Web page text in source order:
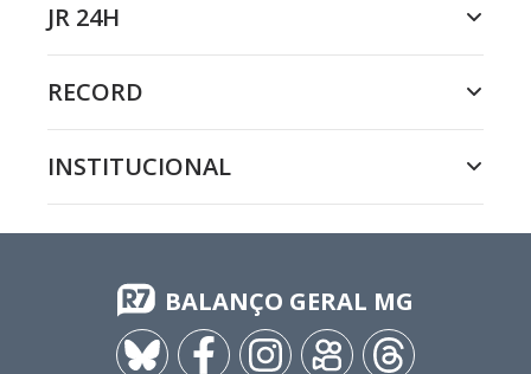
JR 24H
RECORD
INSTITUCIONAL
BALANÇO GERAL MG